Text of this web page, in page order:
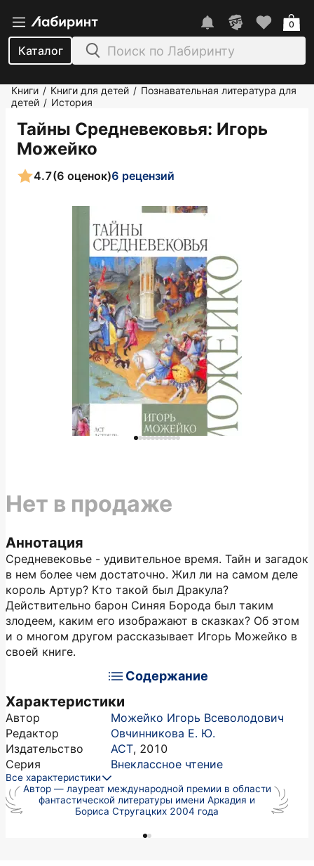
Каталог
0
Книги / Книги для детей / Познавательная литература для
детей / История
Тайны Средневековья: Игорь
Можейко
4.7(6 оценок)6 рецензий
Аннотация
Средневековье - удивительное время. Тайн и загадок
в нем более чем достаточно. Жил ли на самом деле
король Артур? Кто такой был Дракула?
Действительно барон Синяя Борода был таким
злодеем, каким его изображают в сказках? Об этом
и о многом другом рассказывает Игорь Можейко в
своей книге.
Содержание
Характеристики
Автор
Можейко Игорь Всеволодович
Редактор
Овчинникова Е. Ю.
Издательство
АСТ, 2010
Серия
Внеклассное чтение
Все характеристики
Автор — лауреат международной премии в области
фантастической литературы имени Аркадия и
Бориса Стругацких 2004 года
Нет в продаже